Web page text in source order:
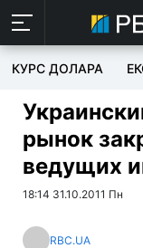
КУРС ДОЛАРА
рынок
ведущих
18:14 31.10.2011 Пн
RBC.UA